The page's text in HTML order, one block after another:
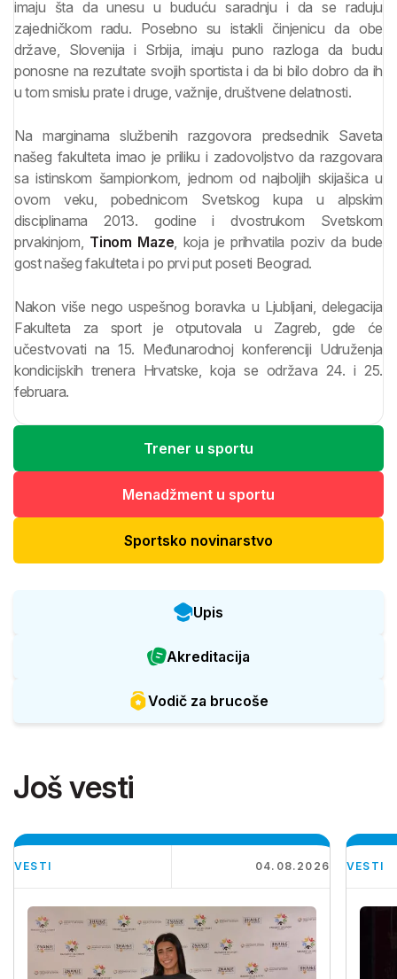
imaju šta da unesu u buduću saradnju i da se raduju
zajedničkom radu. Posebno su istakli činjenicu da obe
države, Slovenija i Srbija, imaju puno razloga da budu
ponosne na rezultate svojih sportista i da bi bilo dobro da ih
u tom smislu prate i druge, važnije, društvene delatnosti.
Na marginama službenih razgovora predsednik Saveta
našeg fakulteta imao je priliku i zadovoljstvo da razgovara
sa istinskom šampionkom, jednom od najboljih skijašica u
ovom veku, pobednicom Svetskog kupa u alpskim
disciplinama 2013. godine i dvostrukom Svetskom
prvakinjom, Tinom Maze, koja je prihvatila poziv da bude
gost našeg fakulteta i po prvi put poseti Beograd.
Nakon više nego uspešnog boravka u Ljubljani, delegacija
Fakulteta za sport je otputovala u Zagreb, gde će
učestvovati na 15. Međunarodnoj konferenciji Udruženja
kondicijskih trenera Hrvatske, koja se održava 24. i 25.
februara.
Trener u sportu
Menadžment u sportu
Sportsko novinarstvo
Upis
Akreditacija
Vodič za brucoše
Još vesti
VESTI 04.08.2026 VESTI